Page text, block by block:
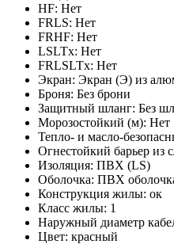
HF: Нет
FRLS: Нет
FRHF: Нет
LSLTx: Нет
FRLSLTx: Нет
Экран: Экран (Э) из
Броня: Без брони
Защитный шланг: Без
Морозостойкий (м): Нет
Тепло- и масло-
Огнестойкий барьер из
Изоляция: ПВХ (LS)
Оболочка: ПВХ
Конструкция жилы: ок
Класс жилы: 1
Наружный диаметр
Цвет: красный